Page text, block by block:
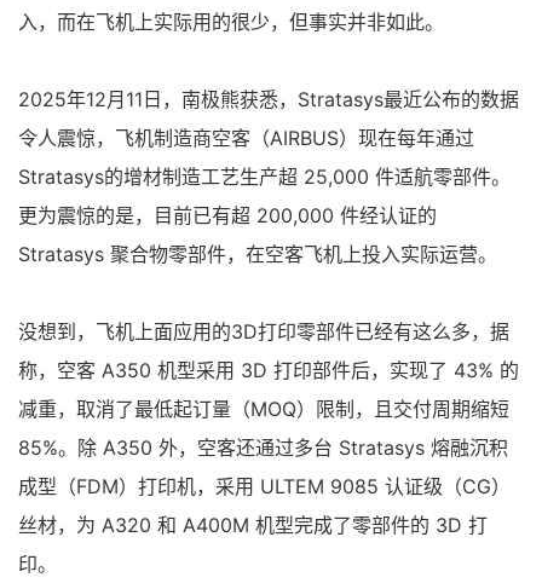
入，而在飞机上实际用的很少，但事实并非如此。
2025年12月11日，南极熊获悉，Stratasys最近公布的数据
令人震惊，飞机制造商空客（AIRBUS）现在每年通过
Stratasys的增材制造工艺生产超 25,000 件适航零部件。
更为震惊的是，目前已有超 200,000 件经认证的
Stratasys 聚合物零部件，在空客飞机上投入实际运营。
没想到，飞机上面应用的3D打印零部件已经有这么多，据
称，空客 A350 机型采用 3D 打印部件后，实现了 43% 的
减重，取消了最低起订量（MOQ）限制，且交付周期缩短
85%。除 A350 外，空客还通过多台 Stratasys 熔融沉积
成型（FDM）打印机，采用 ULTEM 9085 认证级（CG）
丝材，为 A320 和 A400M 机型完成了零部件的 3D 打
印。